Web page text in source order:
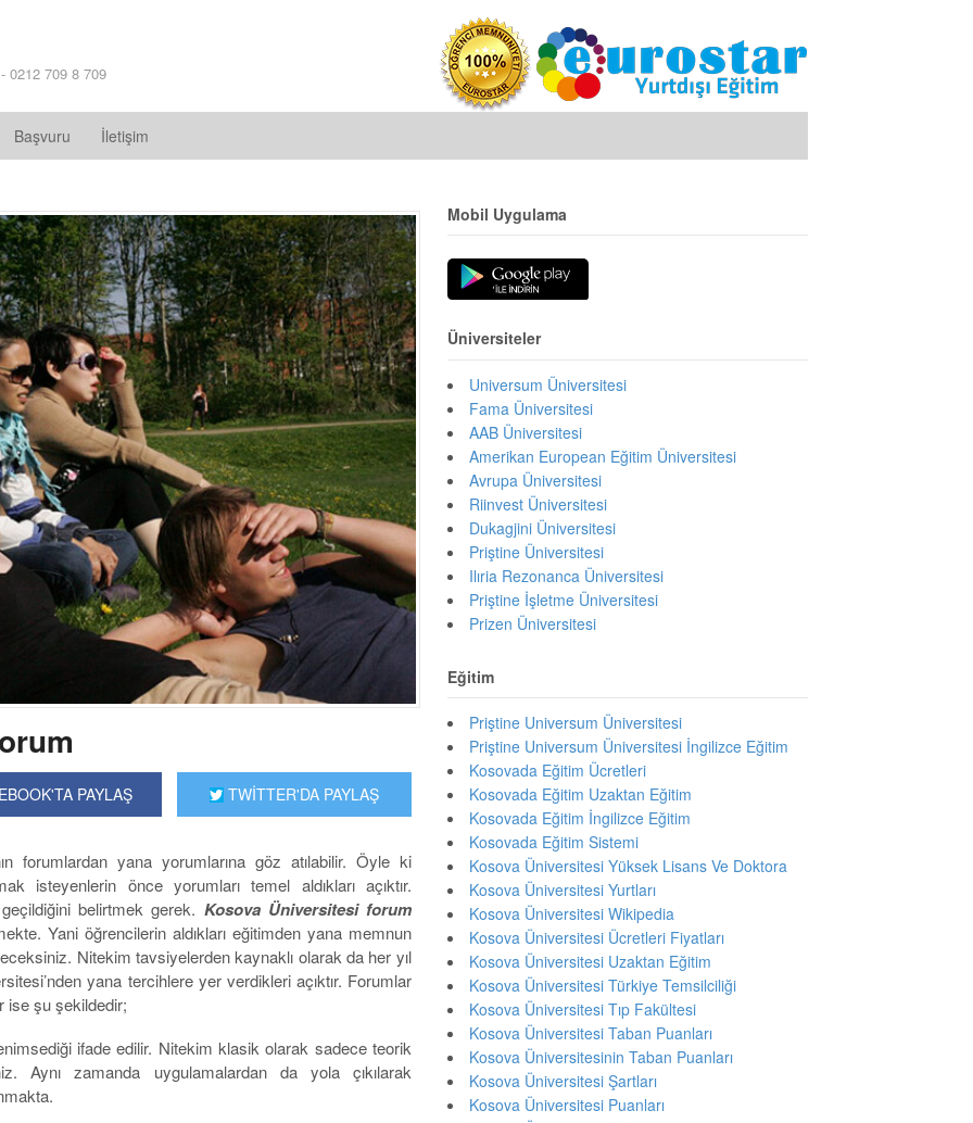
0212 709 8 709
Başvuru İletişim
PAYLAŞ TWİTTER'DA PAYLAŞ
forumlardan yana yorumlarına göz atılabilir. Öyle ki
isteyenlerin önce yorumları temel aldıkları açıktır.
belirtmek gerek. Kosova Üniversitesi forum
Yani öğrencilerin aldıkları eğitimden yana memnun
Nitekim tavsiyelerden kaynaklı olarak da her yıl
yana tercihlere yer verdikleri açıktır. Forumlar
ise şu şekildedir;
ifade edilir. Nitekim klasik olarak sadece teorik
Aynı zamanda uygulamalardan da yola çıkılarak
Mobil Uygulama
Üniversiteler
Universum Üniversitesi
Fama Üniversitesi
AAB Üniversitesi
Amerikan European Eğitim Üniversitesi
Avrupa Üniversitesi
Riinvest Üniversitesi
Dukagjini Üniversitesi
Priştine Üniversitesi
Ilıria Rezonanca Üniversitesi
Priştine İşletme Üniversitesi
Prizen Üniversitesi
Eğitim
Priştine Universum Üniversitesi
Priştine Universum Üniversitesi İngilizce Eğitim
Kosovada Eğitim Ücretleri
Kosovada Eğitim Uzaktan Eğitim
Kosovada Eğitim İngilizce Eğitim
Kosovada Eğitim Sistemi
Kosova Üniversitesi Yüksek Lisans Ve Doktora
Kosova Üniversitesi Yurtları
Kosova Üniversitesi Wikipedia
Kosova Üniversitesi Ücretleri Fiyatları
Kosova Üniversitesi Uzaktan Eğitim
Kosova Üniversitesi Türkiye Temsilciliği
Kosova Üniversitesi Tıp Fakültesi
Kosova Üniversitesi Taban Puanları
Kosova Üniversitesinin Taban Puanları
Kosova Üniversitesi Şartları
Kosova Üniversitesi Puanları